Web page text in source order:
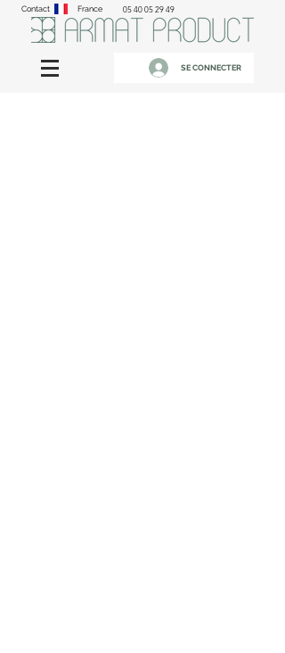
Contact France 05 40 05 29 49
SE CONNECTER